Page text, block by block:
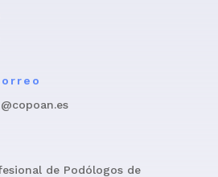
de Podólogos de